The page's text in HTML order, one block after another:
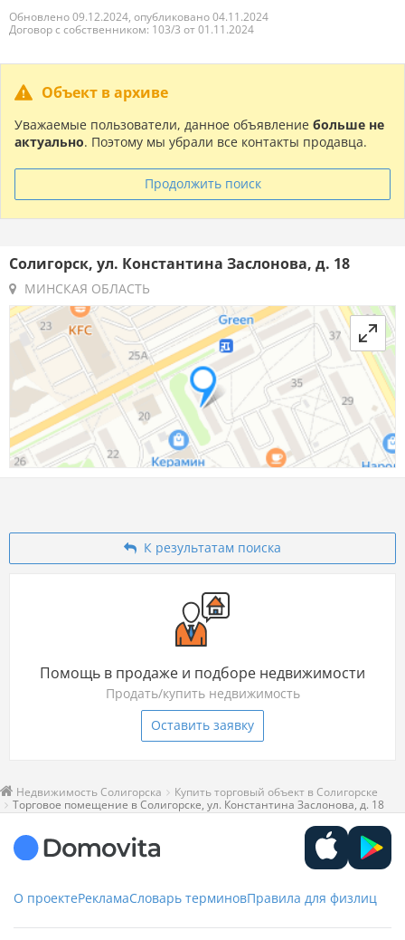
Обновлено 09.12.2024, опубликовано 04.11.2024
Договор с собственником: 103/3 от 01.11.2024
Объект в архиве
Уважаемые пользователи, данное объявление больше не
актуально. Поэтому мы убрали все контакты продавца.
Продолжить поиск
Солигорск, ул. Константина Заслонова, д. 18
МИНСКАЯ ОБЛАСТЬ
К результатам поиска
Помощь в продаже и подборе недвижимости
Продать/купить недвижимость
Оставить заявку
Недвижимость Солигорска
Купить торговый объект в Солигорске
Торговое помещение в Солигорске, ул. Константина Заслонова, д. 18
О проектеРекламаСловарь терминовПравила для физлиц